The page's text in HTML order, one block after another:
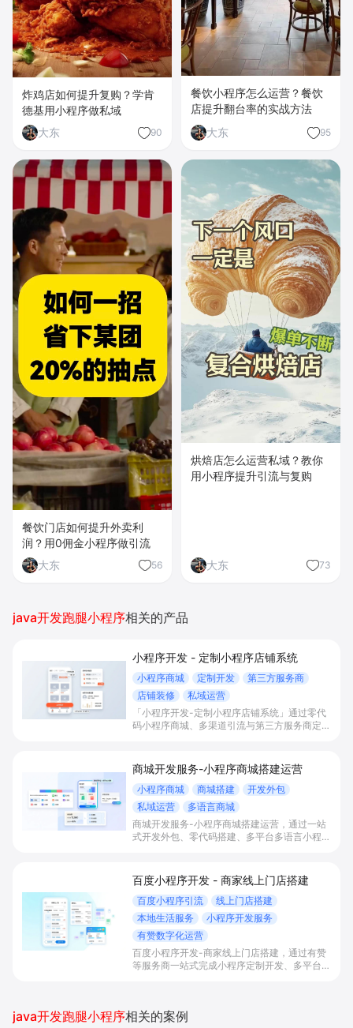
炸鸡店如何提升复购？学肯
德基用小程序做私域
大东
90
餐饮小程序怎么运营？餐饮
店提升翻台率的实战方法
大东
95
餐饮门店如何提升外卖利
润？用0佣金小程序做引流
大东
56
烘焙店怎么运营私域？教你
用小程序提升引流与复购
大东 73
java开发跑腿小程序相关的产品
小程序开发 - 定制小程序店铺系统
小程序商城 定制开发
第三方服务商
店铺装修
私域运营
「小程序开发-定制小程序店铺系统」通过零代
码小程序商城、多渠道引流与第三方服务商定制
私域运营场景，提升获客与复购，实现线上生意
增长。
商城开发服务-小程序商城搭建运营
小程序商城 商城搭建
开发外包
私域运营
多语言商城
商城开发服务-小程序商城搭建运营，通过一站
式开发外包、零代码搭建、多平台多语言小程序
实现低成本获客、提升复购与业绩增长。
百度小程序开发 - 商家线上门店搭建
百度小程序引流
线上门店搭建
本地生活服务
小程序开发服务
有赞数字化运营
百度小程序开发-商家线上门店搭建，通过有赞
等服务商一站式完成小程序定制开发、多平台联
java开发跑腿小程序相关的案例